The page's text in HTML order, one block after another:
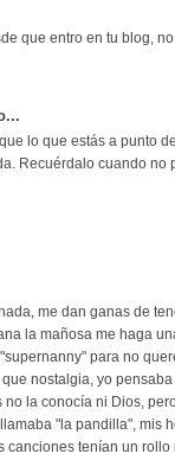
que entro en tu blog,
lo que estás a punto
Recuérdalo cuando no
me dan ganas de
la mañosa me haga
para no
nostalgia, yo
la conocía ni Dios,
"la pandilla", mis
canciones tenían un